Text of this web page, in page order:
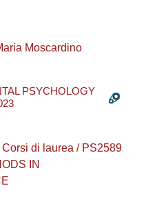
Moscardino
PSYCHOLOGY
di laurea / PS2589
IN